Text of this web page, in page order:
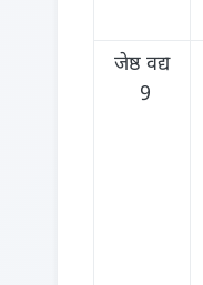
जेष्ठ वद्य
9